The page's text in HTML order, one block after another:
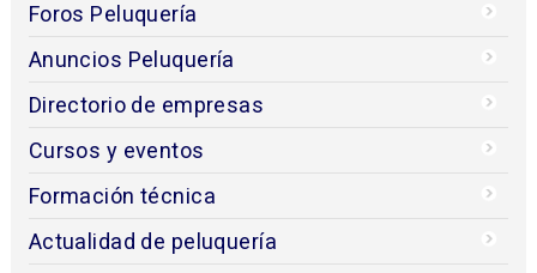
Foros Peluquería
Anuncios Peluquería
Directorio de empresas
Cursos y eventos
Formación técnica
Actualidad de peluquería